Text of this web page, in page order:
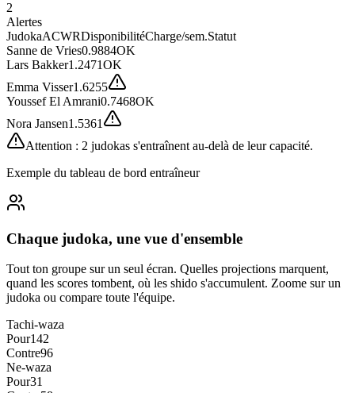
2
Alertes
JudokaACWRDisponibilitéCharge/sem.Statut
Sanne de Vries0.9884OK
Lars Bakker1.2471OK
Emma Visser1.6255
Youssef El Amrani0.7468OK
Nora Jansen1.5361
Attention : 2 judokas s'entraînent au-delà de leur capacité.
Exemple du tableau de bord entraîneur
Chaque judoka, une vue d'ensemble
Tout ton groupe sur un seul écran. Quelles projections marquent,
quand les scores tombent, où les shido s'accumulent. Zoome sur un
judoka ou compare toute l'équipe.
Tachi-waza
Pour142
Contre96
Ne-waza
Pour31